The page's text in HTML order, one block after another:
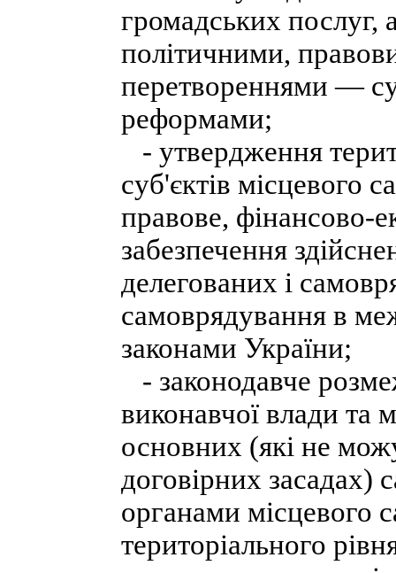
громадських послуг,
політичними,
перетвореннями —
реформами;
- утвердження
суб'єктів місцевого
правове, фінансово-
забезпечення
делегованих і
самоврядування в
законами України;
- законодавче
виконавчої влади та
основних (які не
договірних
органами місцевого
територіального